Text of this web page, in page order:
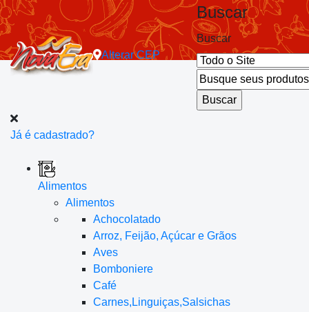
AlterarCEP
Buscar
Buscar
Já é cadastrado?
Alimentos
Alimentos
Achocolatado
Arroz, Feijão, Açúcar e Grãos
Aves
Bomboniere
Café
Carnes,Linguiças,Salsichas